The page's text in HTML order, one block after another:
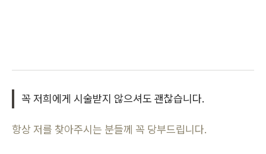
꼭 저희에게 시술받지 않으셔도 괜찮습니다.
항상 저를 찾아주시는 분들께 꼭 당부드립니다.